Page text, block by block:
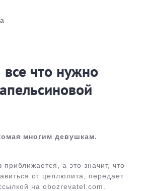
что нужно
многим девушкам.
приближается, а это значит, что
от целлюлита, передает
на obozrevatel.com.